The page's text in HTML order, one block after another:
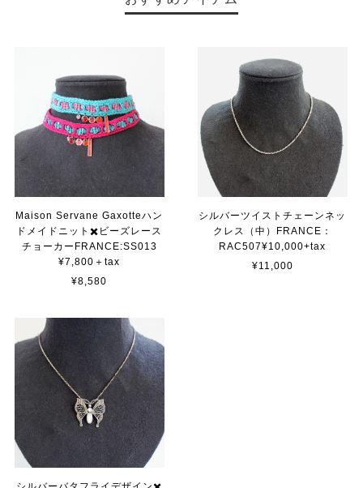
Maison Servane Gaxotteハン
ドメイドニット✖️ビーズレース
チョーカーFRANCE:SS013
¥7,800＋tax
¥8,580
シルバーツイストチェーンネッ
クレス（中）FRANCE：
RAC507¥10,000+tax
¥11,000